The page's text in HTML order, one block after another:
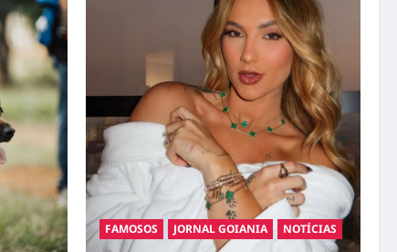
FAMOSOS
JORNAL GOIANIA NOTÍCIAS